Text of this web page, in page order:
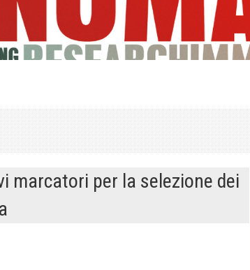
marcatori per la selezione dei